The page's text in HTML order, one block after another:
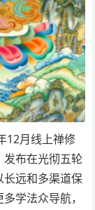
12月线上禅修
布在光彻五轮
远和多渠道保
学法众导航，